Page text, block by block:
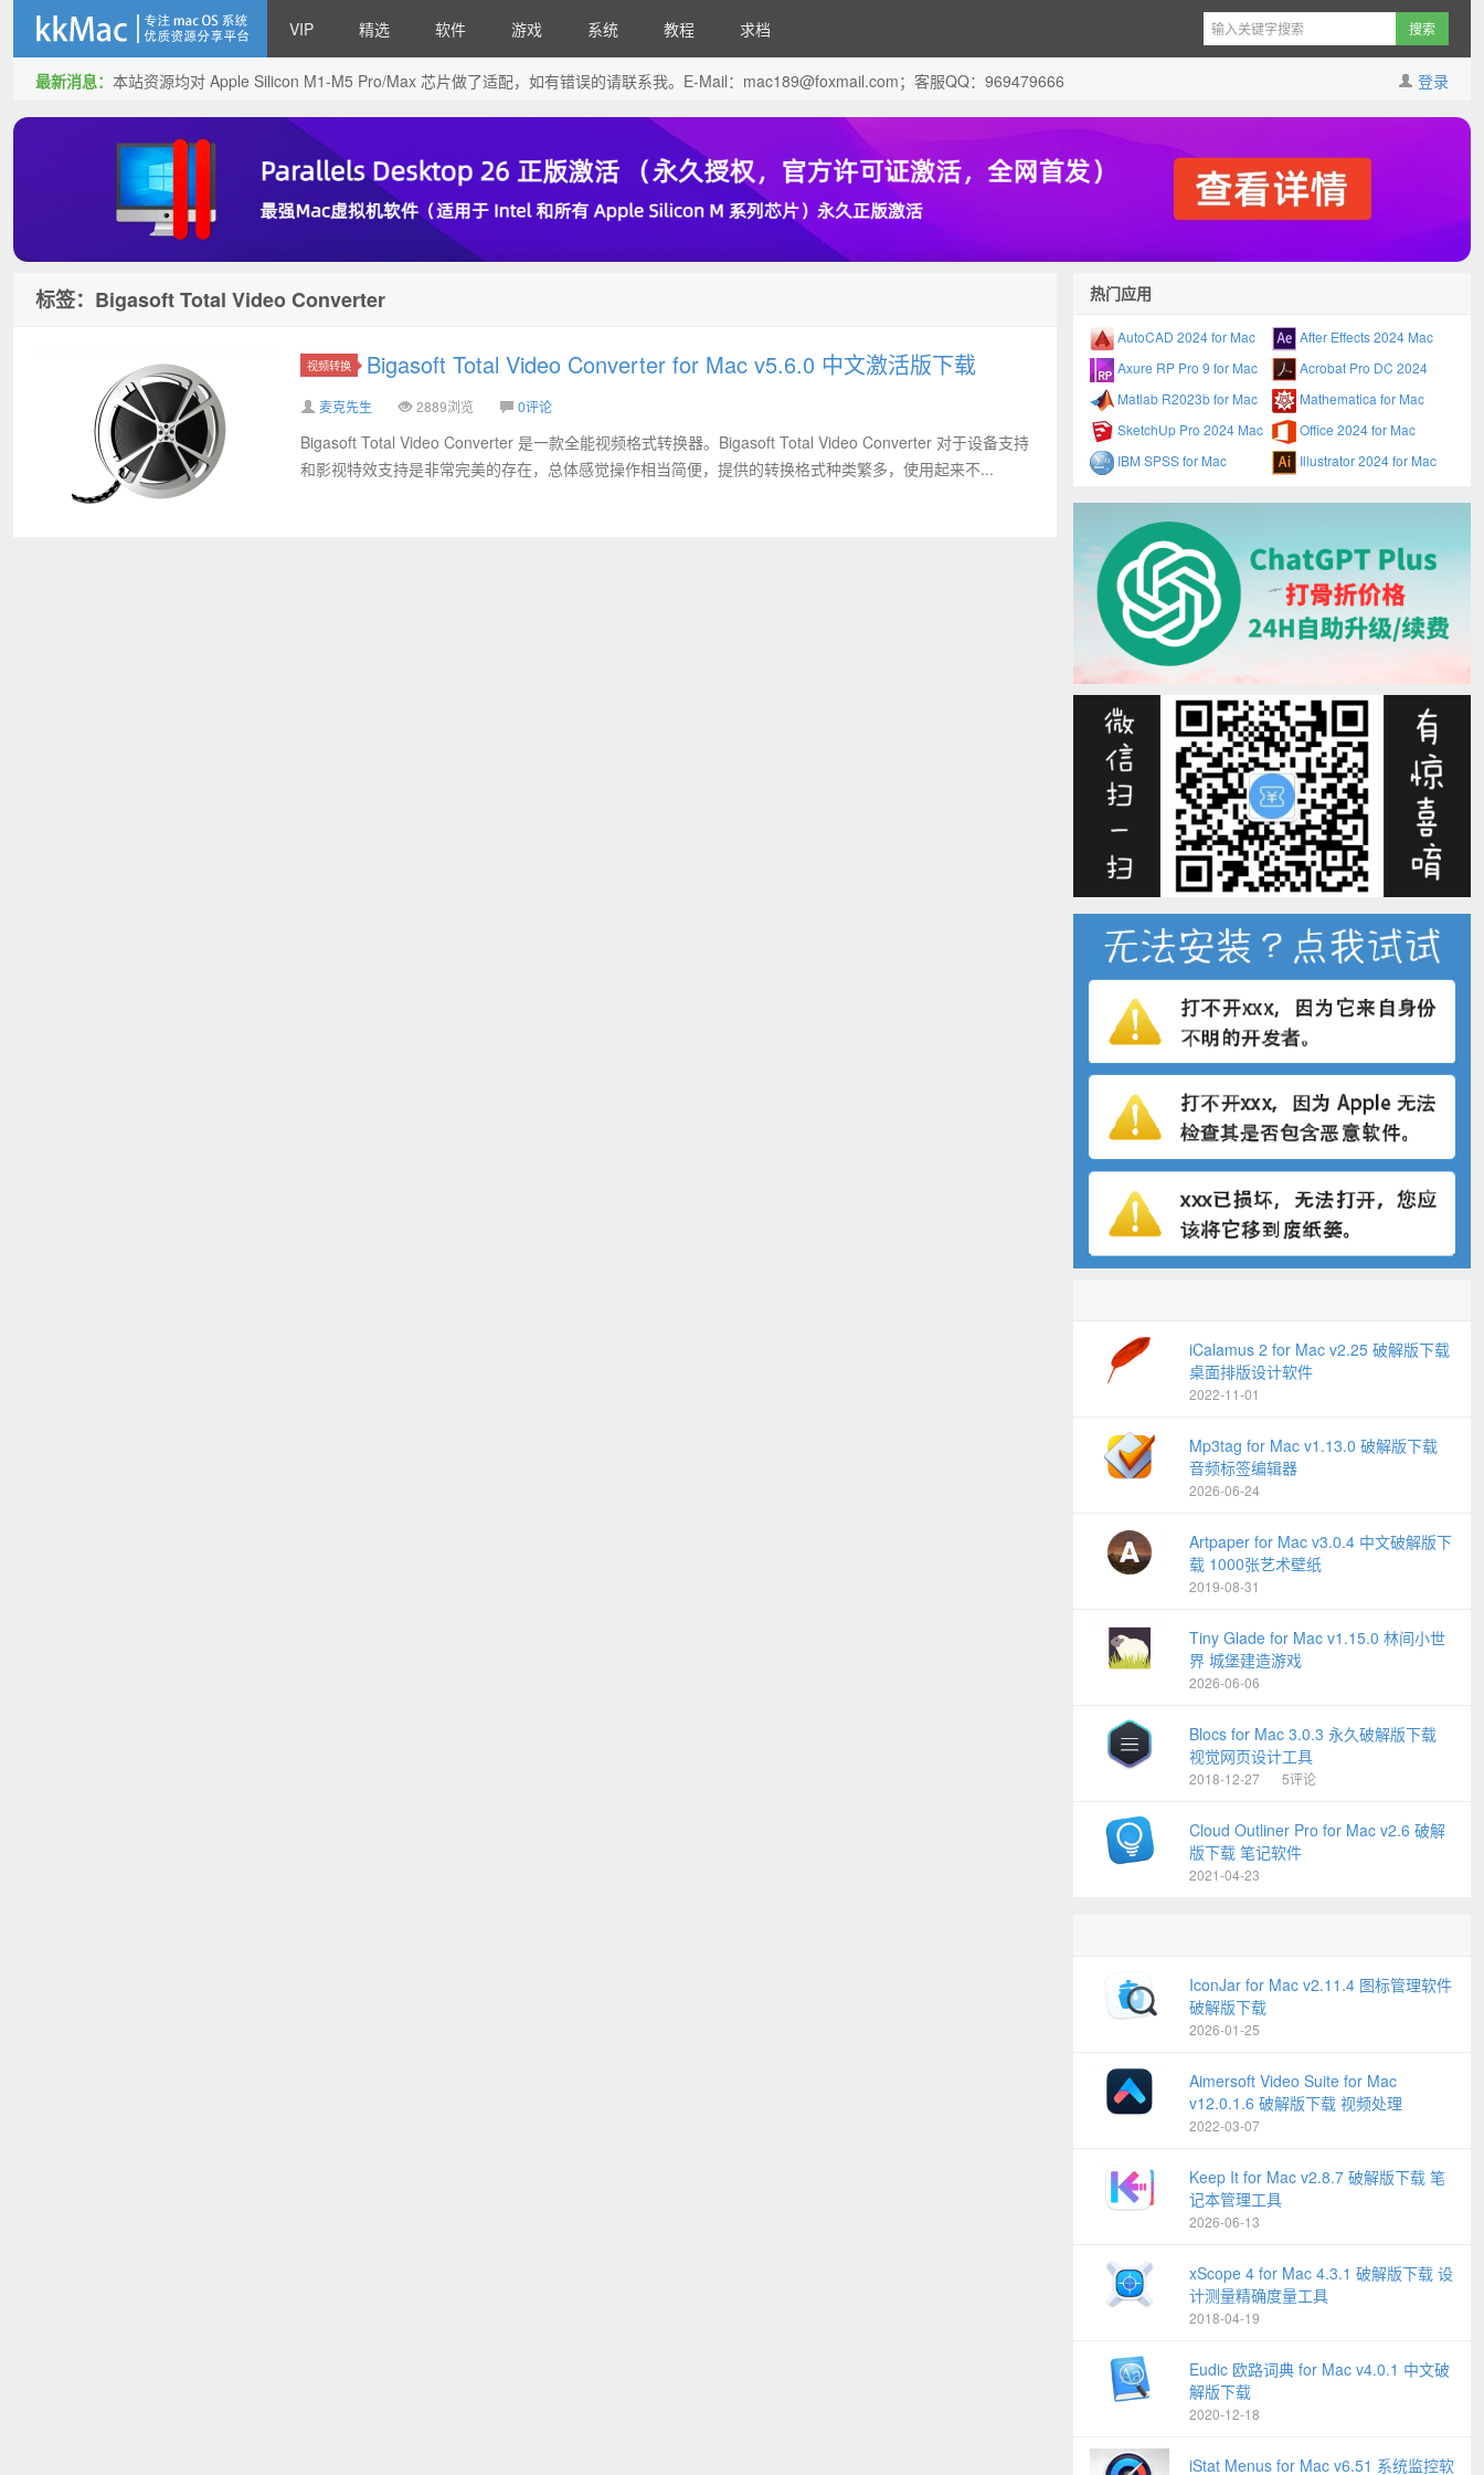
kkMac
VIP 精选 软件 游戏 系统 教程 求档
登录
最新消息： 本站资源均对 Apple Silicon M1-M5 Pro/Max 芯片做了适配，如有错误的请联系我。E-Mail： mac189@foxmail.com；客服QQ：969479666
标签：Bigasoft Total Video Converter
视频转换 Bigasoft Total Video Converter for Mac v5.6.0 中文激活版下载
麦克先生 2889浏览 0评论
Bigasoft Total Video Converter 是一款全能视频格式转换器。Bigasoft Total Video Converter 对于设备支持
和影视特效支持是非常完美的存在，总体感觉操作相当简便，提供的转换格式种类繁多，使用起来不...
热门应用
AutoCAD 2024 for Mac
After Effects 2024 Mac
Axure RP Pro 9 for Mac
Acrobat Pro DC 2024
Matlab R2023b for Mac
Mathematica for Mac
SketchUp Pro 2024 Mac
Office 2024 for Mac
IBM SPSS for Mac
Illustrator 2024 for Mac
iCalamus 2 for Mac v2.25 破解版下载
桌面排版设计软件
2022-11-01
Mp3tag for Mac v1.13.0 破解版下载
音频标签编辑器
2026-06-24
Artpaper for Mac v3.0.4 中文破解版下
载 1000张艺术壁纸
2019-08-31
Tiny Glade for Mac v1.15.0 林间小世
界 城堡建造游戏
2026-06-06
Blocs for Mac 3.0.3 永久破解版下载
视觉网页设计工具
2018-12-27 5评论
Cloud Outliner Pro for Mac v2.6 破解
版下载 笔记软件
2021-04-23
IconJar for Mac v2.11.4 图标管理软件
破解版下载
2026-01-25
Aimersoft Video Suite for Mac
v12.0.1.6 破解版下载 视频处理
2022-03-07
Keep It for Mac v2.8.7 破解版下载 笔
记本管理工具
2026-06-13
xScope 4 for Mac 4.3.1 破解版下载 设
计测量精确度量工具
2018-04-19
Eudic 欧路词典 for Mac v4.0.1 中文破
解版下载
2020-12-18
iStat Menus for Mac v6.51 系统监控软